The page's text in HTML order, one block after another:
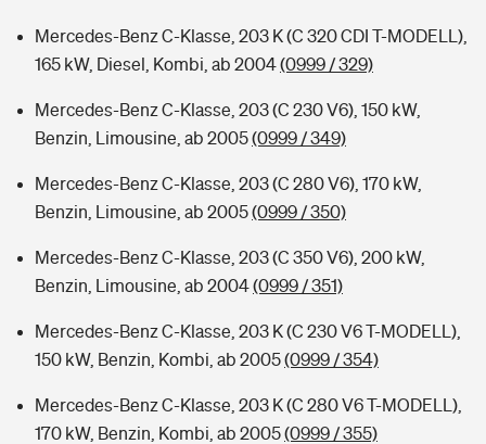
Mercedes-Benz C-Klasse, 203 K (C 320 CDI T-MODELL),
165 kW, Diesel, Kombi, ab 2004(0999 / 329)
Mercedes-Benz C-Klasse, 203 (C 230 V6), 150 kW,
Benzin, Limousine, ab 2005(0999 / 349)
Mercedes-Benz C-Klasse, 203 (C 280 V6), 170 kW,
Benzin, Limousine, ab 2005(0999 / 350)
Mercedes-Benz C-Klasse, 203 (C 350 V6), 200 kW,
Benzin, Limousine, ab 2004(0999 / 351)
Mercedes-Benz C-Klasse, 203 K (C 230 V6 T-MODELL),
150 kW, Benzin, Kombi, ab 2005(0999 / 354)
Mercedes-Benz C-Klasse, 203 K (C 280 V6 T-MODELL),
170 kW, Benzin, Kombi, ab 2005(0999 / 355)